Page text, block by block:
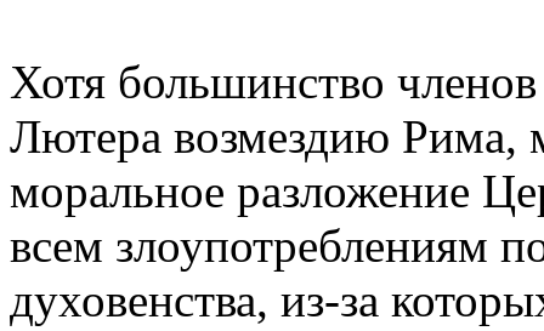
Хотя большинство
Лютера возмездию Рима,
моральное разложение
всем злоупотреблениям
духовенства, из-за